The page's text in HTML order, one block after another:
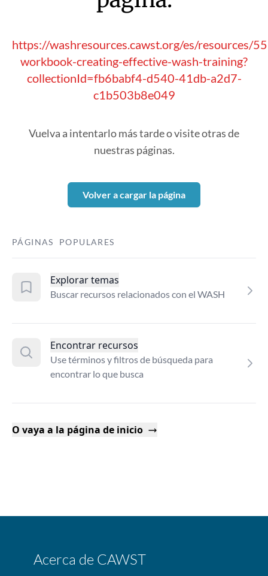
https://washresources.cawst.org/es/resources/
workbook-creating-effective-wash-training?
collectionId=fb6babf4-d540-41db-a2d7-
c1b503b8e049
Vuelva a intentarlo más tarde o visite otras de
nuestras páginas.
Volver a cargar la página
PÁGINAS POPULARES
Explorar temas
Buscar recursos relacionados con el WASH
Encontrar recursos
Use términos y filtros de búsqueda para
encontrar lo que busca
O vaya a la página de inicio
Acerca de CAWST